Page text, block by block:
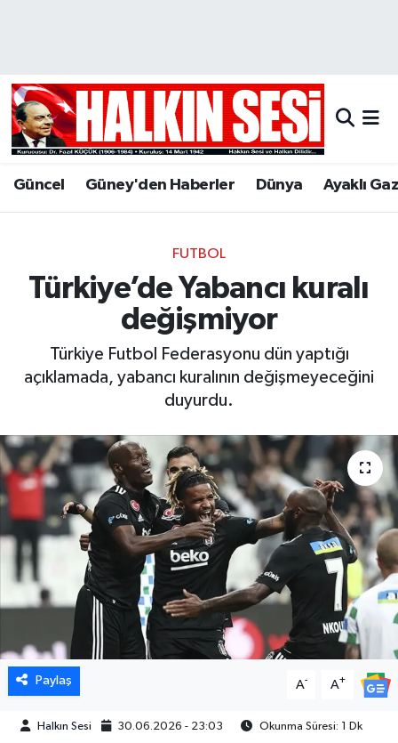
Güncel Güney'den Haberler Dünya Ayaklı
FUTBOL
Türkiye’de Yabancı kuralı
değişmiyor
Türkiye Futbol Federasyonu dün yaptığı
açıklamada, yabancı kuralının değişmeyeceğini
duyurdu.
Paylaş A- A+
Halkın Sesi 30.06.2026 - 23:03 Okunma Süresi: 1 Dk
Hava Durumu
Trafik Durumu
Son Dakika Haberleri